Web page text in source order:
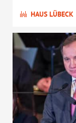
HAUS LÜBECK